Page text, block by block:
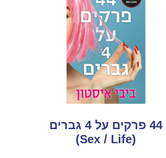
44 פרקים על 4 גברים
(Sex / Life)